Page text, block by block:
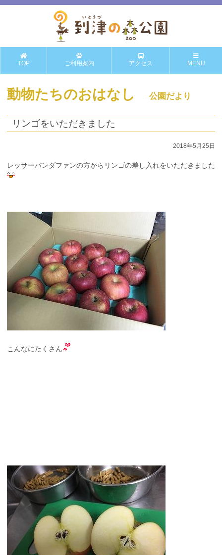
TOP ご利用案内 アクセス MENU
動物たちのおはなし 公園だより
リンゴをいただきました
2018年5月25日
レッサーパンダファンの方からリンゴの差し入れをいただきました
こんなにたくさん